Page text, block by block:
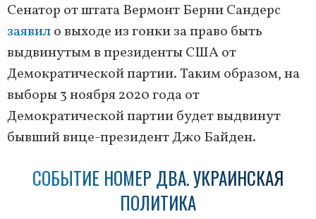
Сенатор от штата Вермонт Берни Сандерс
заявило выходе из гонки за право быть
выдвинутым в президенты США от
Демократической партии. Таким образом, на
выборы 3 ноября 2020 года от
Демократической партии будет выдвинут
бывший вице-президент Джо Байден.
СОБЫТИЕ НОМЕР ДВА. УКРАИНСКАЯ
ПОЛИТИКА